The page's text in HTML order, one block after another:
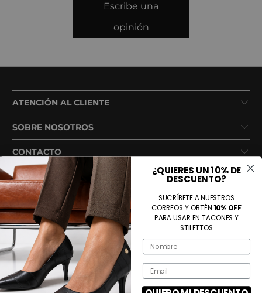
Escribe una
opinión
ATENCIÓN AL CLIENTE
SOBRE NOSOTROS
CONTACTO
Métodos de pago aceptados
¿QUIERES UN 10% DE
DESCUENTO?
SUCRÍBETE A NUESTROS
CORREOS Y OBTÉN10% OFF
PARA USAR EN TACONES Y
STILETTOS
Name
Email